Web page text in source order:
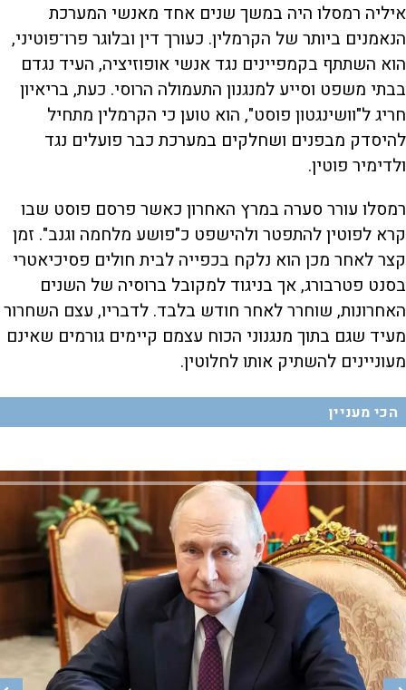
איליה רמסלו היה במשך שנים אחד מאנשי המערכת
הנאמנים ביותר של הקרמלין. כעורך דין ובלוגר פרו־פוטיני,
הוא השתתף בקמפיינים נגד אנשי אופוזיציה, העיד נגדם
בבתי משפט וסייע למנגנון התעמולה הרוסי. כעת, בריאיון
חריג ל"וושינגטון פוסט", הוא טוען כי הקרמלין מתחיל
להיסדק מבפנים ושחלקים במערכת כבר פועלים נגד
ולדימיר פוטין.
רמסלו עורר סערה במרץ האחרון כאשר פרסם פוסט שבו
קרא לפוטין להתפטר ולהישפט כ"פושע מלחמה וגנב". זמן
קצר לאחר מכן הוא נלקח בכפייה לבית חולים פסיכיאטרי
בסנט פטרבורג, אך בניגוד למקובל ברוסיה של השנים
האחרונות, שוחרר לאחר חודש בלבד. לדבריו, עצם השחרור
מעיד שגם בתוך מנגנוני הכוח עצמם קיימים גורמים שאינם
מעוניינים להשתיק אותו לחלוטין.
הכי מעניין